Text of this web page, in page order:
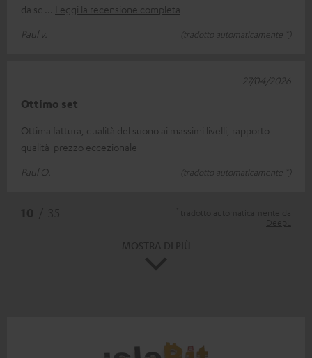
da sc
Leggi la recensione completa
Paul v.
(tradotto automaticamente *)
Ottimo set
Ottima fattura, qualità del suono ai massimi livelli, rapporto
qualità-prezzo eccezionale
Paul O.
(tradotto automaticamente *)
27/04/2026